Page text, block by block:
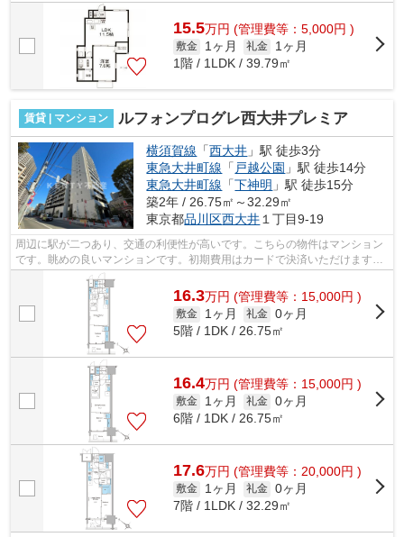
あります。洗濯物も自然乾燥ですぐ乾...
15.5万円 (管理費等：5,000円 )
敷金 1ヶ月 礼金
1ヶ月
1階 / 1LDK / 39.79㎡
賃貸 | マンション ルフォンプログレ西大井プレミア
横須賀線 「西大井 」駅 徒歩3分
東急大井町線 「 戸越公園 」駅 徒歩14分
東急大井町線 「下神明 」駅 徒歩15分
築2年 / 26.75㎡～32.29㎡
東京都品川区西大井 １丁目9-19
周辺に駅が二つあり、交通の利便性が高いです。こちらの物件はマンション
です。眺めの良いマンションです。初期費用はカードで決済いただけます。
おしゃれなあなたには、外観タイル張...
16.3万円 (管理費等：15,000円 )
敷金 1ヶ月 礼金 0ヶ月
5階 / 1DK / 26.75㎡
16.4万円 (管理費等：15,000円 )
敷金 1ヶ月 礼金 0ヶ月
6階 / 1DK / 26.75㎡
17.6万円 (管理費等：20,000円 )
敷金 1ヶ月 礼金 0ヶ月
7階 / 1LDK / 32.29㎡